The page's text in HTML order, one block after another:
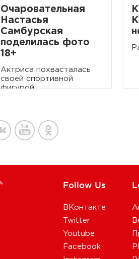
Очаровательная
Настасья
Самбурская
поделилась фото
18+
Актриса похвасталась
своей спортивной
фигурой.
Follow Us
ВКонтакте
Twitter
Youtube
Facebook